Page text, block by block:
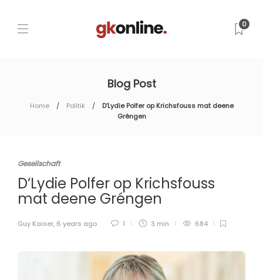
0
Blog Post
Home Politik
D’Lydie Polfer op Krichsfouss mat deene
Gréngen
Gesellschaft
D’Lydie Polfer op Krichsfouss
mat deene Gréngen
Guy Kaiser, 6 years ago 1 3 min 684